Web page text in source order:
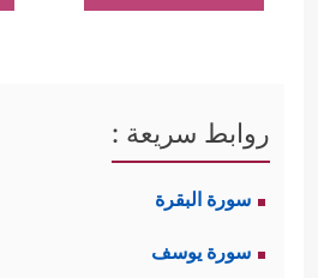
روابط سريعة :
سورة البقرة
سورة يوسف